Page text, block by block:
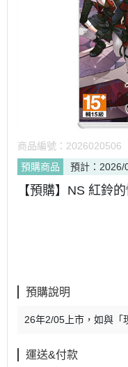
商品編號： 2026020506
預購商品
預計：2026/
【預購】NS 紅鈴
預購說明
26年2/05上市，如與「
運送&付款